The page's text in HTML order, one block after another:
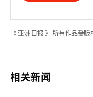
《 亚洲日报 》 所有作品受
相关新闻